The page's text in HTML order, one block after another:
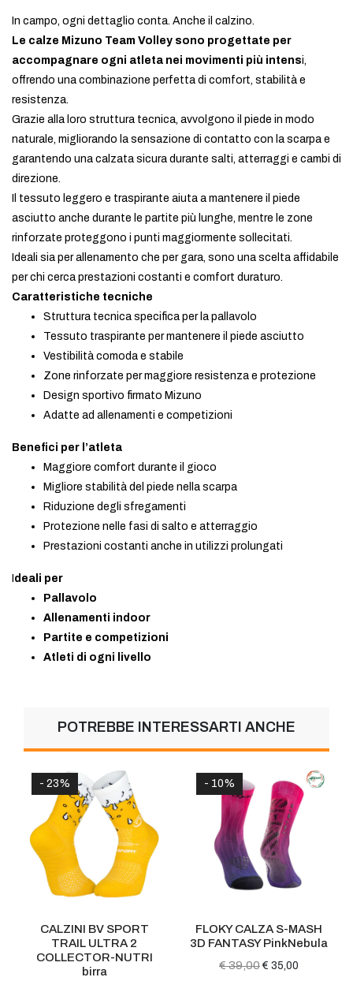
In campo, ogni dettaglio conta. Anche il calzino.
Le calze Mizuno Team Volley sono progettate per
accompagnare ogni atleta nei movimenti più intensi,
offrendo una combinazione perfetta di comfort, stabilità e
resistenza.
Grazie alla loro struttura tecnica, avvolgono il piede in modo
naturale, migliorando la sensazione di contatto con la scarpa e
garantendo una calzata sicura durante salti, atterraggi e cambi di
direzione.
Il tessuto leggero e traspirante aiuta a mantenere il piede
asciutto anche durante le partite più lunghe, mentre le zone
rinforzate proteggono i punti maggiormente sollecitati.
Ideali sia per allenamento che per gara, sono una scelta affidabile
per chi cerca prestazioni costanti e comfort duraturo.
Caratteristiche tecniche
Struttura tecnica specifica per la pallavolo
Tessuto traspirante per mantenere il piede asciutto
Vestibilità comoda e stabile
Zone rinforzate per maggiore resistenza e protezione
Design sportivo firmato Mizuno
Adatte ad allenamenti e competizioni
Benefici per l’atleta
Maggiore comfort durante il gioco
Migliore stabilità del piede nella scarpa
Riduzione degli sfregamenti
Protezione nelle fasi di salto e atterraggio
Prestazioni costanti anche in utilizzi prolungati
deali per
Pallavolo
Allenamenti indoor
Partite e competizioni
Atleti di ogni livello
POTREBBE INTERESSARTI ANCHE
- 23%
CALZINI BV SPORT
TRAIL ULTRA 2
COLLECTOR-NUTRI
birra
- 10%
FLOKY CALZA S-MASH
3D FANTASY PinkNebula
€ 39,00 € 35,00